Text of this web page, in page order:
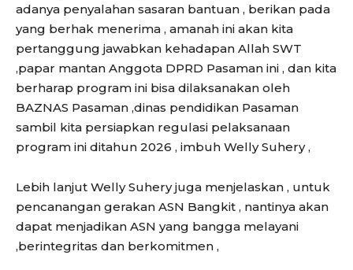
adanya penyalahan sasaran bantuan , berikan pada
yang berhak menerima , amanah ini akan kita
pertanggung jawabkan kehadapan Allah SWT
,papar mantan Anggota DPRD Pasaman ini , dan kita
berharap program ini bisa dilaksanakan oleh
BAZNAS Pasaman ,dinas pendidikan Pasaman
sambil kita persiapkan regulasi pelaksanaan
program ini ditahun 2026 , imbuh Welly Suhery ,
Lebih lanjut Welly Suhery juga menjelaskan , untuk
pencanangan gerakan ASN Bangkit , nantinya akan
dapat menjadikan ASN yang bangga melayani
,berintegritas dan berkomitmen ,